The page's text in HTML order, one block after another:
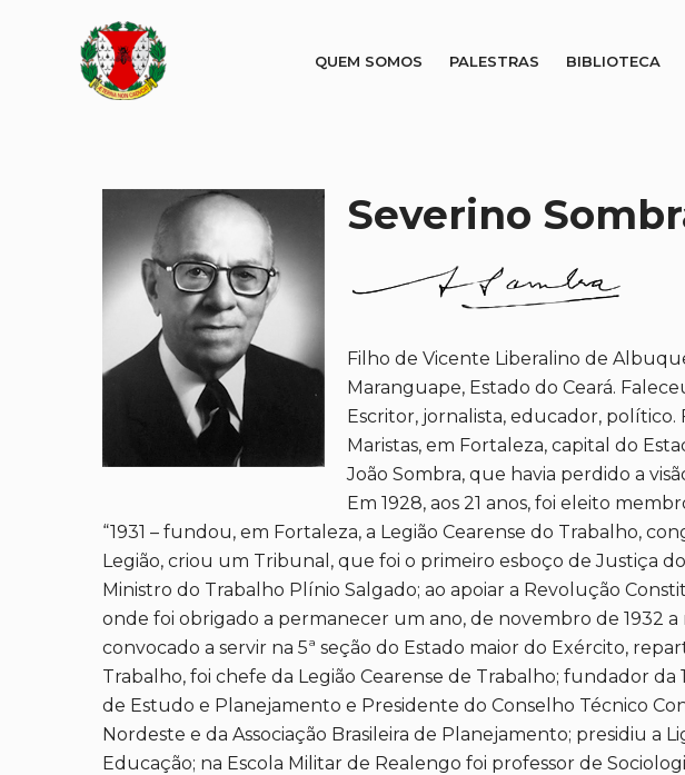
QUEM SOMOS PALESTRAS BIBLIOTECA
Severino
Filho de Vicente Liberalino de
Maranguape, Estado do Ceará.
Escritor, jornalista, educador, político.
Maristas, em Fortaleza, capital do
João Sombra, que havia perdido a
Em 1928, aos 21 anos, foi eleito
“1931 – fundou, em Fortaleza, a Legião Cearense do Trabalho,
Legião, criou um Tribunal, que foi o primeiro esboço de Justiça
Ministro do Trabalho Plínio Salgado; ao apoiar a Revolução
onde foi obrigado a permanecer um ano, de novembro de 1932
convocado a servir na 5ª seção do Estado maior do Exército,
Trabalho, foi chefe da Legião Cearense de Trabalho; fundador
de Estudo e Planejamento e Presidente do Conselho Técnico
Nordeste e da Associação Brasileira de Planejamento; presidiu a
Educação; na Escola Militar de Realengo foi professor de